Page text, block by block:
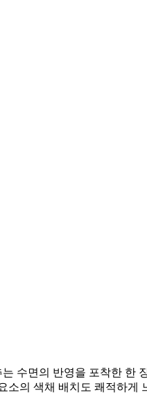
수면의 반영을 포착한 한
의 색채 배치도 쾌적하